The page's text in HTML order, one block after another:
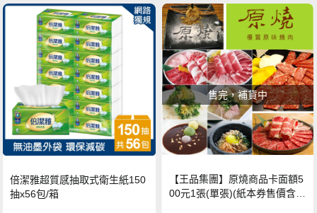
倍潔雅超質感抽取式衛生紙150
抽x56包/箱
售完，補貨中
【王品集團】原燒商品卡面額5
00元1張(單張)(紙本券售價含平